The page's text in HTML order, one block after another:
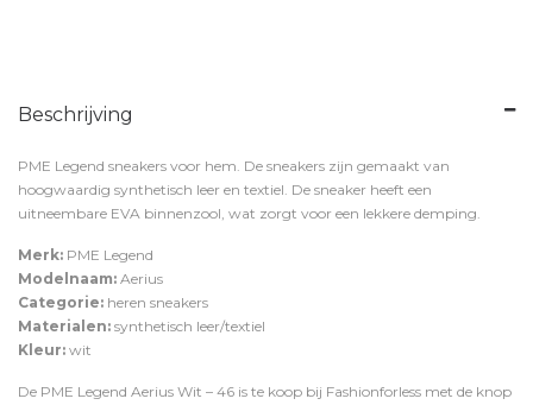
Beschrijving
PME Legend sneakers voor hem. De sneakers zijn gemaakt van
hoogwaardig synthetisch leer en textiel. De sneaker heeft een
uitneembare EVA binnenzool, wat zorgt voor een lekkere demping.
Merk: PME Legend
Modelnaam: Aerius
Categorie: heren sneakers
Materialen: synthetisch leer/textiel
Kleur: wit
De PME Legend Aerius Wit – 46 is te koop bij Fashionforless met de knop